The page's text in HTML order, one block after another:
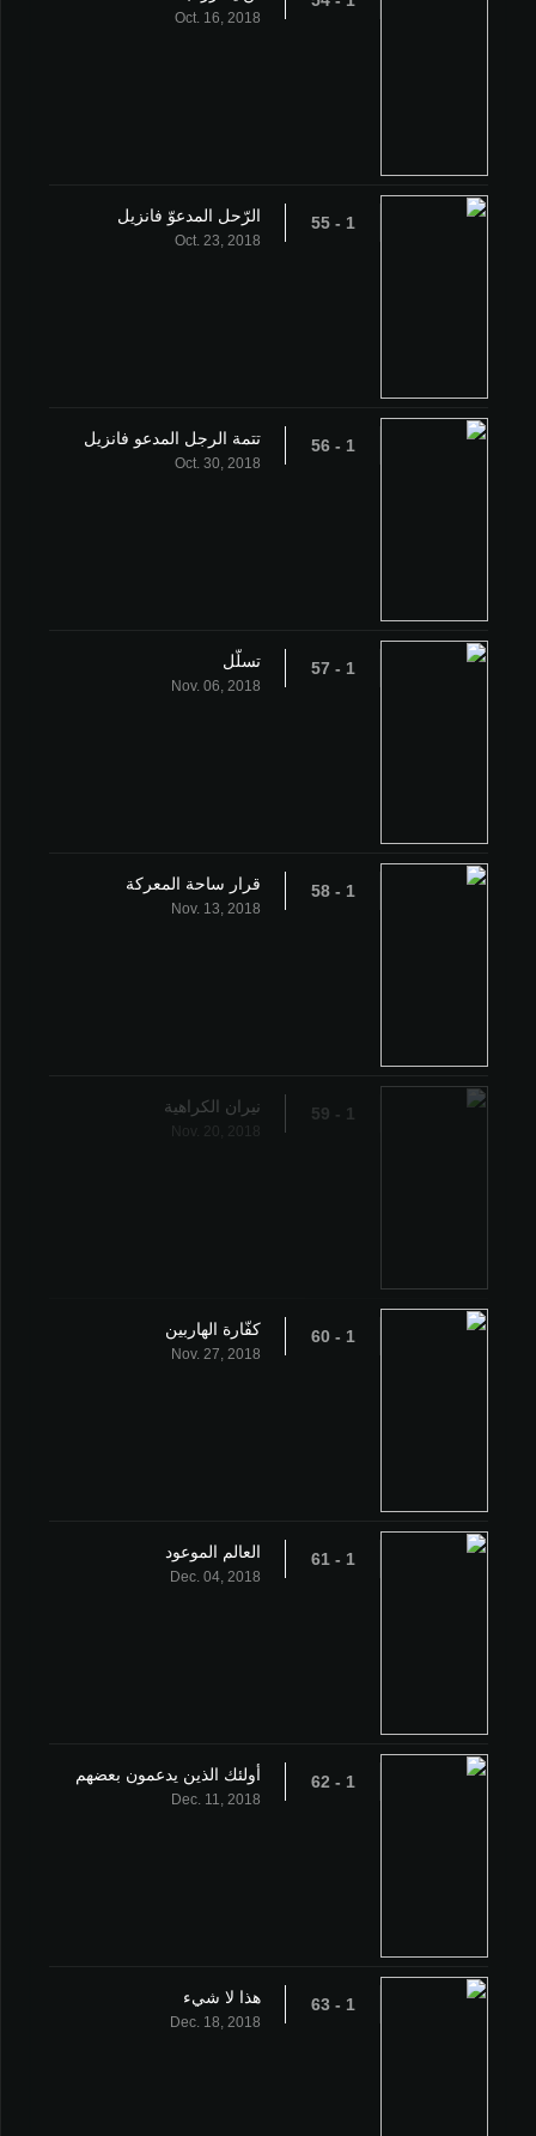
Oct. 16, 2018
1 - 55 الرّحل المدعوّ فانزيل
Oct. 23, 2018
1 - 56 تتمة الرجل المدعو فانزيل
Oct. 30, 2018
1 - 57 تسلّل
Nov. 06, 2018
1 - 58 قرار ساحة المعركة
Nov. 13, 2018
1 - 59 نيران الكراهية
1 - 60 كفّارة الهاربين
Nov. 27, 2018
1 - 61 العالم الموعود
Dec. 04, 2018
1 - 62 أولئك الذين يدعمون بعضهم
Dec. 11, 2018
1 - 63 هذا لا شيء
Dec. 18, 2018